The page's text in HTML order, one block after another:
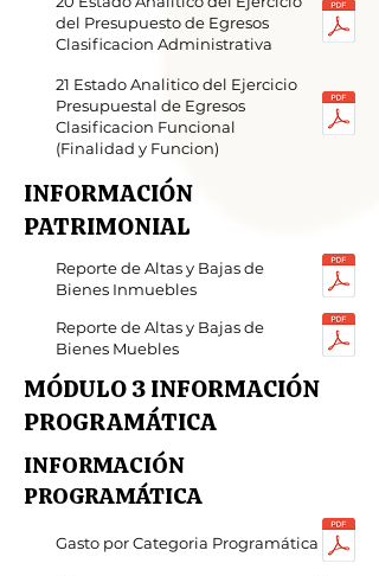
del Presupuesto de Egresos
Clasificacion Administrativa
21 Estado Analitico del Ejercicio
Presupuestal de Egresos
Clasificacion Funcional
(Finalidad y Funcion)
INFORMACIÓN
PATRIMONIAL
Reporte de Altas y Bajas de
Bienes Inmuebles
Reporte de Altas y Bajas de
Bienes Muebles
MÓDULO 3 INFORMACIÓN
PROGRAMÁTICA
INFORMACIÓN
PROGRAMÁTICA
Gasto por Categoria Programática